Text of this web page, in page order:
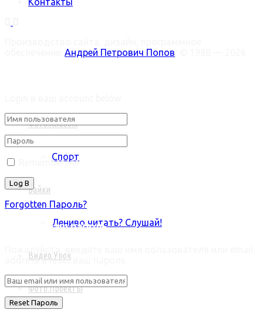
Фото.Альбом
Спорт
Байки
Лениво читать? Слушай!
Видео.Урок
Фото.Проекты
Андрей Петрович Попов
Remember Me
Forgotten Пароль?
Retrieve ваш пароль
Пожалуйста, введите ваш имя пользователя или email
address в reset ваш пароль.